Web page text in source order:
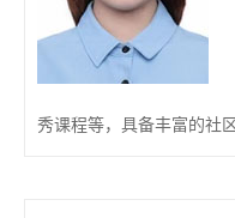
秀课程等，具备丰富的社